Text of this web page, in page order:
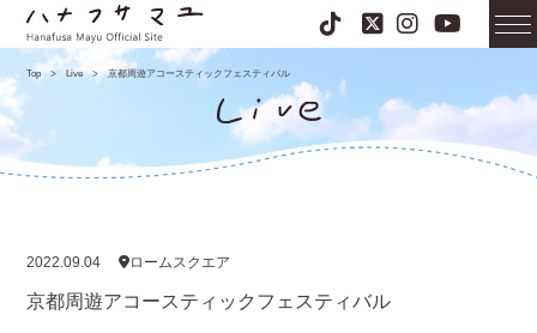
Top> Live>京都周遊アコースティックフェスティバル
2022.09.04 ロームスクエア
京都周遊アコースティックフェスティバル